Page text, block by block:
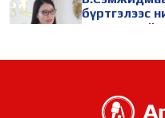
бүртгэлээс
төсвийн